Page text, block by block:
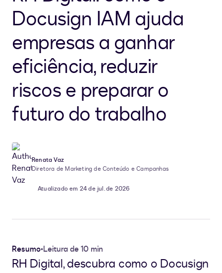
Docusign IAM ajuda
empresas a ganhar
eficiência, reduzir
riscos e preparar o
futuro do trabalho
Renata Vaz
Diretora de Marketing de Conteúdo e Campanhas
Atualizado em 24 de jul. de 2026
Resumo•Leitura de 10 min
RH Digital, descubra como o Docusign